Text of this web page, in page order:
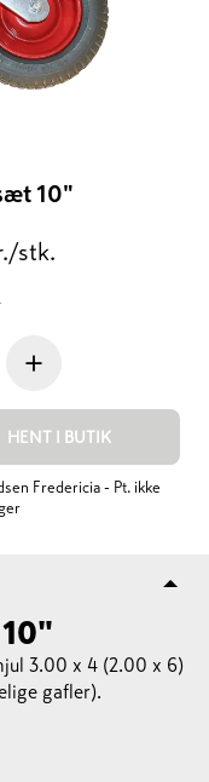
10"
stk.
+
HENT I BUTIK
Fredericia - Pt. ikke
3.00 x 4 (2.00 x 6)
gafler).